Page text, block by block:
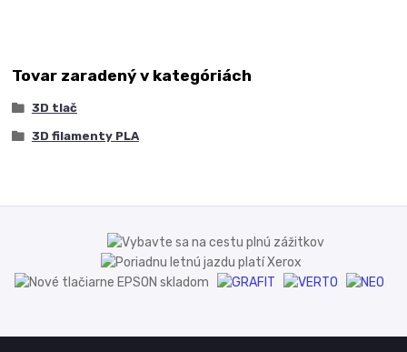
Tovar zaradený v kategóriách
3D tlač
3D filamenty PLA